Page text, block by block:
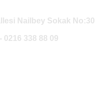
Nailbey Sokak No:30
0216 338 88 09